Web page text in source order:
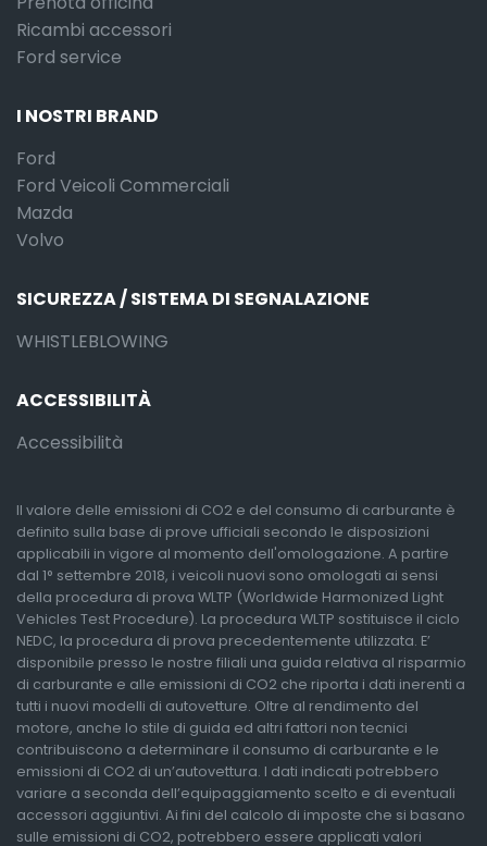
Ricambi accessori
Ford service
I NOSTRI BRAND
Ford
Ford Veicoli Commerciali
Mazda
Volvo
SICUREZZA / SISTEMA DI SEGNALAZIONE
WHISTLEBLOWING
ACCESSIBILITÀ
Accessibilità
Il valore delle emissioni di CO2 e del consumo di carburante è
definito sulla base di prove ufficiali secondo le disposizioni
applicabili in vigore al momento dell'omologazione. A partire
dal 1° settembre 2018, i veicoli nuovi sono omologati ai sensi
della procedura di prova WLTP (Worldwide Harmonized Light
Vehicles Test Procedure). La procedura WLTP sostituisce il ciclo
NEDC, la procedura di prova precedentemente utilizzata. E’
disponibile presso le nostre filiali una guida relativa al risparmio
di carburante e alle emissioni di CO2 che riporta i dati inerenti a
tutti i nuovi modelli di autovetture. Oltre al rendimento del
motore, anche lo stile di guida ed altri fattori non tecnici
contribuiscono a determinare il consumo di carburante e le
emissioni di CO2 di un’autovettura. I dati indicati potrebbero
variare a seconda dell’equipaggiamento scelto e di eventuali
accessori aggiuntivi. Ai fini del calcolo di imposte che si basano
sulle emissioni di CO2, potrebbero essere applicati valori